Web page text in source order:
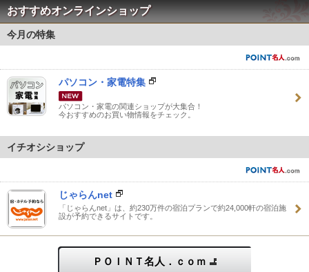
おすすめオンラインショップ
今月の特集
パソコン・家電特集
パソコン・家電の関連ショップが大集合！
今おすすめのお買い物情報をチェック。
イチオシショップ
じゃらんnet
「じゃらんnet」は、約230万件の宿泊プランで約24,000軒の宿泊施
設が予約できるサイトです。
ＰＯＩＮＴ名人．ｃｏｍ